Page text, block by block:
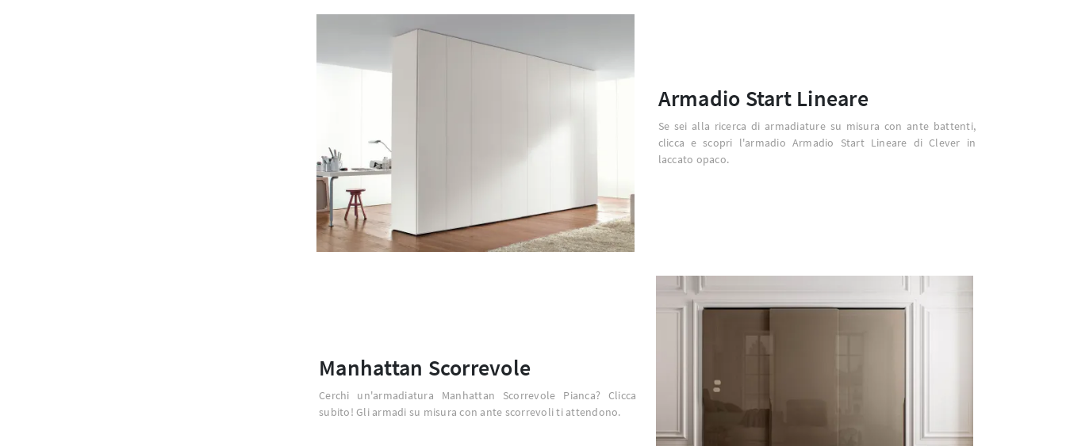
Armadio Start Lineare
Se sei alla ricerca di armadiature su misura con ante battenti,
clicca e scopri l'armadio Armadio Start Lineare di Clever in
laccato opaco.
Manhattan Scorrevole
Cerchi un'armadiatura Manhattan Scorrevole Pianca? Clicca
subito! Gli armadi su misura con ante scorrevoli ti attendono.